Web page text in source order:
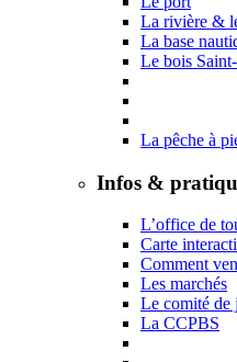
La rivière &
La base
Le bois
La pêche à
Infos &
L’office de
Carte
Comment
Les marchés
Le comité de
La CCPBS